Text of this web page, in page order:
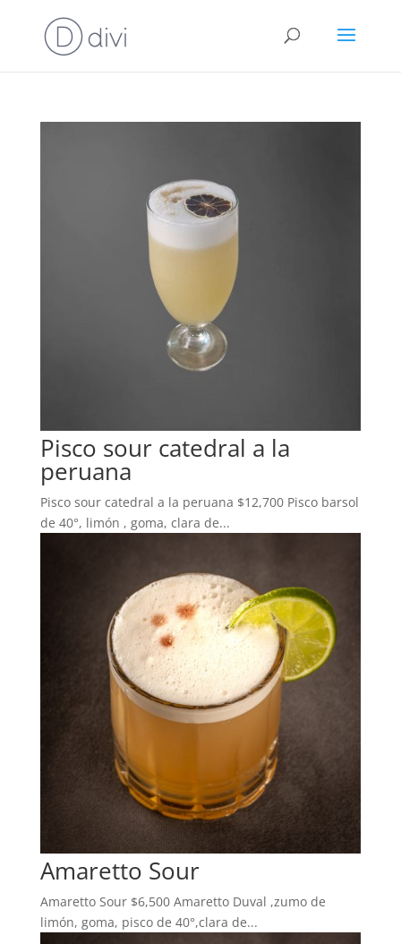
Pisco sour catedral a la
peruana
Pisco sour catedral a la peruana $12,700 Pisco barsol
de 40°, limón , goma, clara de...
Amaretto Sour
Amaretto Sour $6,500 Amaretto Duval ,zumo de
limón, goma, pisco de 40°,clara de...